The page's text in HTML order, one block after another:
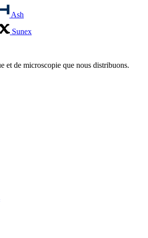
Ash
Sunex
et de microscopie que nous distribuons.